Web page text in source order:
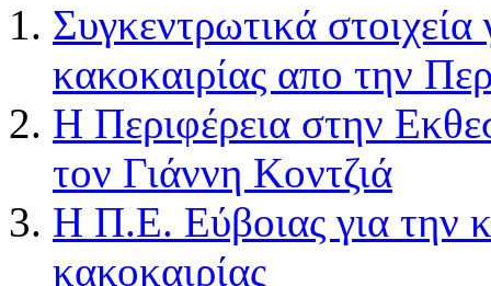
Συγκεντρωτικά
κακοκαιρίας απο την
Η Περιφέρεια στην
τον Γιάννη Κοντζιά
Η Π.Ε. Εύβοιας για την
κακοκαιρίας